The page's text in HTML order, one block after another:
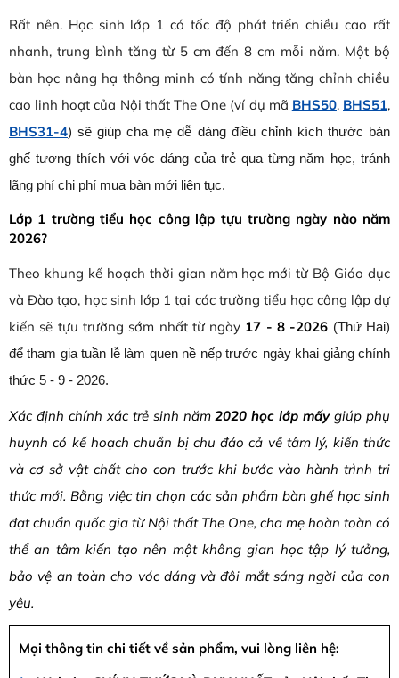
Rất nên. Học sinh lớp 1 có tốc độ phát triển chiều cao rất
nhanh, trung bình tăng từ 5 cm đến 8 cm mỗi năm. Một bộ
bàn học nâng hạ thông minh có tính năng tăng chỉnh chiều
cao linh hoạt của Nội thất The One (ví dụ mã BHS50, BHS51,
BHS31-4) sẽ giúp cha mẹ dễ dàng điều chỉnh kích thước bàn
ghế tương thích với vóc dáng của trẻ qua từng năm học, tránh
lãng phí chi phí mua bàn mới liên tục.
Lớp 1 trường tiểu học công lập tựu trường ngày nào năm
2026?
Theo khung kế hoạch thời gian năm học mới từ Bộ Giáo dục
và Đào tạo, học sinh lớp 1 tại các trường tiểu học công lập dự
kiến sẽ tựu trường sớm nhất từ ngày 17 - 8 -2026 (Thứ Hai)
để tham gia tuần lễ làm quen nề nếp trước ngày khai giảng chính
thức 5 - 9 - 2026.
Xác định chính xác trẻ sinh năm2020 học lớp mấygiúp phụ
huynh có kế hoạch chuẩn bị chu đáo cả về tâm lý, kiến thức
và cơ sở vật chất cho con trước khi bước vào hành trình tri
thức mới. Bằng việc tin chọn các sản phẩm bàn ghế học sinh
đạt chuẩn quốc gia từ Nội thất The One, cha mẹ hoàn toàn có
thể an tâm kiến tạo nên một không gian học tập lý tưởng,
bảo vệ an toàn cho vóc dáng và đôi mắt sáng ngời của con
yêu.
Mọi thông tin chi tiết về sản phẩm, vui lòng liên hệ: